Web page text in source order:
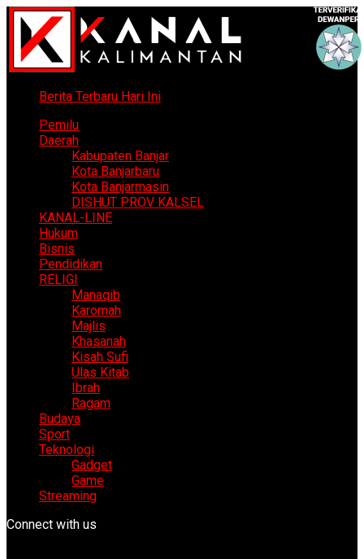
Berita Terbaru Hari Ini
Pemilu
Daerah
Kabupaten Banjar
Kota Banjarbaru
Kota Banjarmasin
DISHUT PROV KALSEL
KANAL-LINE
Hukum
Bisnis
Pendidikan
RELIGI
Manaqib
Karomah
Majlis
Khasanah
Kisah Sufi
Ulas Kitab
Ibrah
Ragam
Budaya
Sport
Teknologi
Gadget
Game
Streaming
Connect with us